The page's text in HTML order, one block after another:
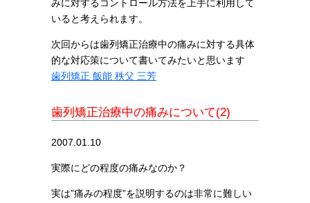
みに対するコントロール方法を上手に利用して
いると考えられます。
次回からは歯列矯正治療中の痛みに対する具体
的な対応策について書いてみたいと思います
歯列矯正 飯能 秩父 三芳
歯列矯正治療中の痛みについて(2)
2007.01.10
実際にどの程度の痛みなのか？
実は”痛みの程度”を説明するのは非常に難しい